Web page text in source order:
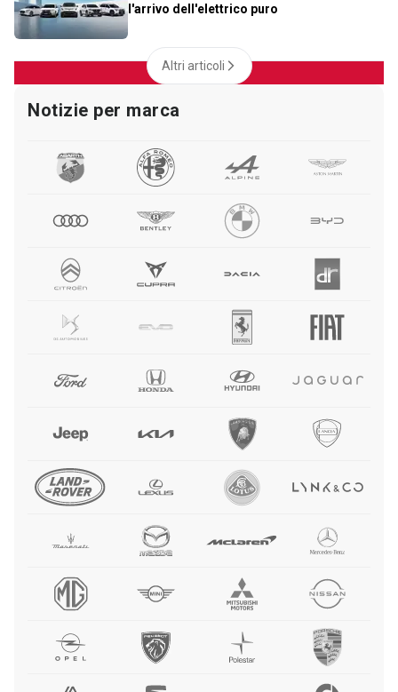
l'arrivo dell'elettrico puro
Altri articoli
Notizie per marca